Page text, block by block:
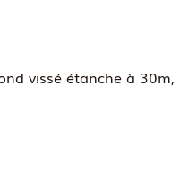
vissé étanche à 30m,